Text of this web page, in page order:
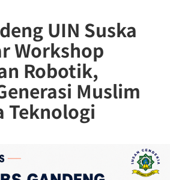
UIN Suska
Workshop
Robotik,
Muslim
Teknologi